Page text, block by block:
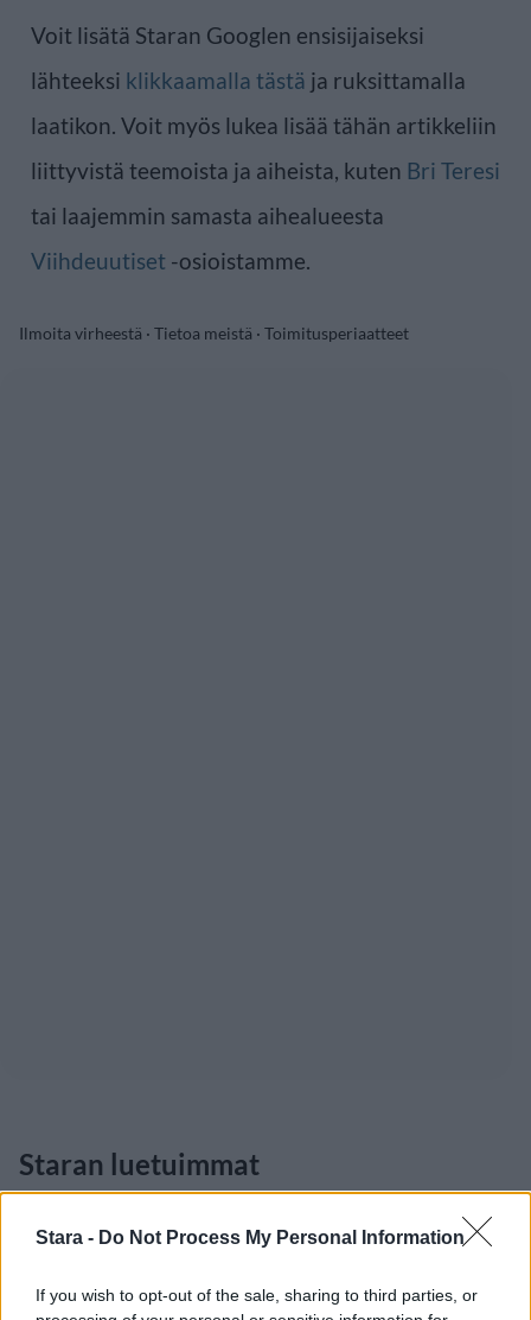
Stara - Do Not Process My Personal Information
If you wish to opt-out of the sale, sharing to third parties, or
Voit lisätä Staran Googlen ensisijaiseksi
lähteeksi klikkaamalla tästä ja ruksittamalla
laatikon. Voit myös lukea lisää tähän artikkeliin
liittyvistä teemoista ja aiheista, kuten Bri Teresi
tai laajemmin samasta aihealueesta
Viihdeuutiset -osioistamme.
Ilmoita virheestä · Tietoa meistä · Toimitusperiaatteet
Staran luetuimmat